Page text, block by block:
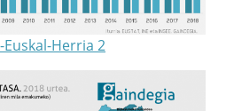
Herria 2